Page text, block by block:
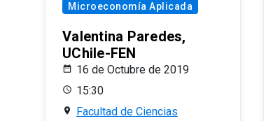
Microeconomía Aplicada
Valentina Paredes,
UChile-FEN
16 de Octubre de 2019
15:30
Facultad de Ciencias